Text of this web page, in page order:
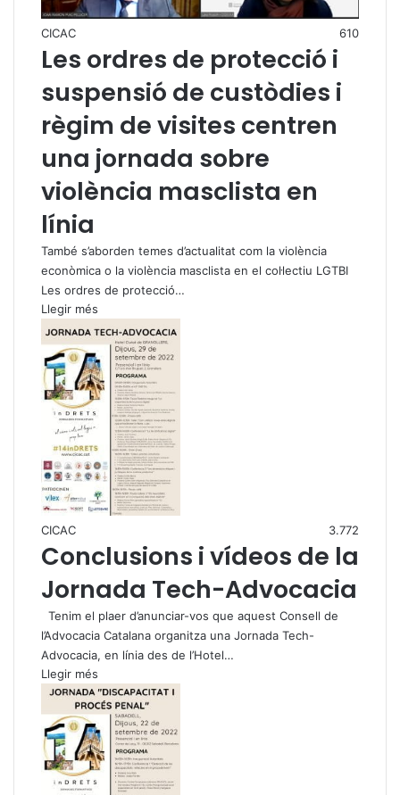
CICAC 610
Les ordres de protecció i
suspensió de custòdies i
règim de visites centren
una jornada sobre
violència masclista en
línia
També s’aborden temes d’actualitat com la violència
econòmica o la violència masclista en el col·lectiu LGTBI
Les ordres de protecció…
Llegir més
CICAC 3.772
Conclusions i vídeos de la
Jornada Tech-Advocacia
Tenim el plaer d’anunciar-vos que aquest Consell de
l’Advocacia Catalana organitza una Jornada Tech-
Advocacia, en línia des de l’Hotel…
Llegir més